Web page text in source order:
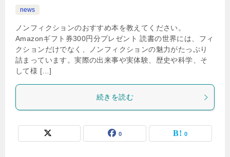
news
ノンフィクションのおすすめ本を教えてください。
Amazonギフト券300円分プレゼント 読書の世界には、フィ
クションだけでなく、ノンフィクションの魅力がたっぷり
詰まっています。実際の出来事や実体験、歴史や科学、そ
して様 […]
続きを読む
0 0